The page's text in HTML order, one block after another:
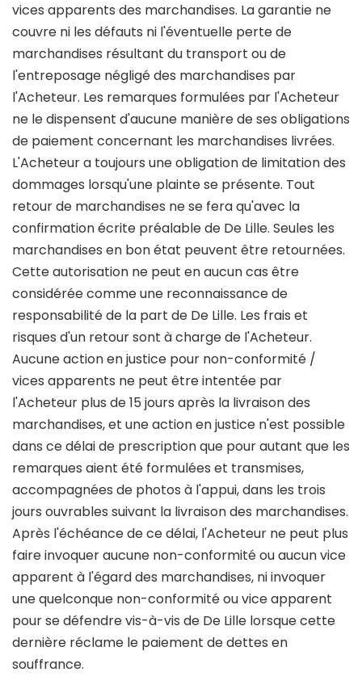
vices apparents des marchandises. La garantie ne
couvre ni les défauts ni l'éventuelle perte de
marchandises résultant du transport ou de
l'entreposage négligé des marchandises par
l'Acheteur. Les remarques formulées par l'Acheteur
ne le dispensent d'aucune manière de ses obligations
de paiement concernant les marchandises livrées.
L'Acheteur a toujours une obligation de limitation des
dommages lorsqu'une plainte se présente. Tout
retour de marchandises ne se fera qu'avec la
confirmation écrite préalable de De Lille. Seules les
marchandises en bon état peuvent être retournées.
Cette autorisation ne peut en aucun cas être
considérée comme une reconnaissance de
responsabilité de la part de De Lille. Les frais et
risques d'un retour sont à charge de l'Acheteur.
Aucune action en justice pour non-conformité /
vices apparents ne peut être intentée par
l'Acheteur plus de 15 jours après la livraison des
marchandises, et une action en justice n'est possible
dans ce délai de prescription que pour autant que les
remarques aient été formulées et transmises,
accompagnées de photos à l'appui, dans les trois
jours ouvrables suivant la livraison des marchandises.
Après l'échéance de ce délai, l'Acheteur ne peut plus
faire invoquer aucune non-conformité ou aucun vice
apparent à l'égard des marchandises, ni invoquer
une quelconque non-conformité ou vice apparent
pour se défendre vis-à-vis de De Lille lorsque cette
dernière réclame le paiement de dettes en
souffrance.